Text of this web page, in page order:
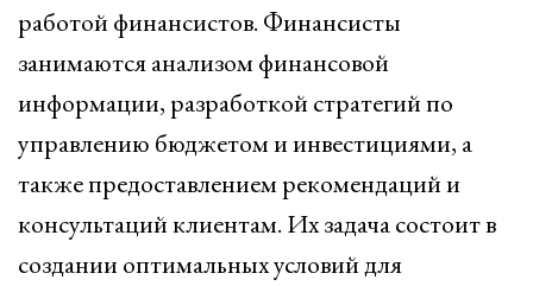
работой финансистов. Финансисты
занимаются анализом финансовой
информации, разработкой стратегий по
управлению бюджетом и инвестициями, а
также предоставлением рекомендаций и
консультаций клиентам. Их задача состоит в
создании оптимальных условий для